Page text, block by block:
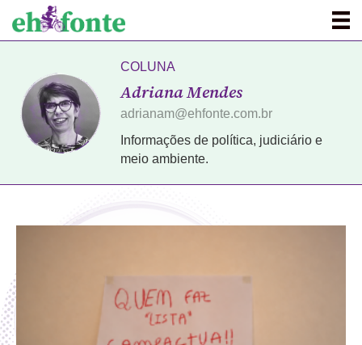
COLUNA
Adriana Mendes
adrianam@ehfonte.com.br
Informações de política, judiciário e
meio ambiente.